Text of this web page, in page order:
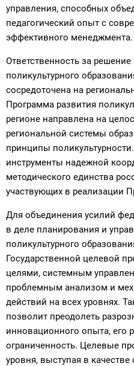
управления, способных
педагогический опыт с
эффективного менеджмента.
Ответственность за
поликультурного
сосредоточена на
Программа развития
регионе направлена на
региональной системы
принципы
инструменты надежной
методического единства
участвующих в реализации
Для объединения усилий
в деле планирования и
поликультурного
Государственной целевой
целями, системным
проблемным анализом и
действий на всех уровнях.
позволит преодолеть
инновационного опыта, его
ограниченность. Целевые
уровня, выступая в